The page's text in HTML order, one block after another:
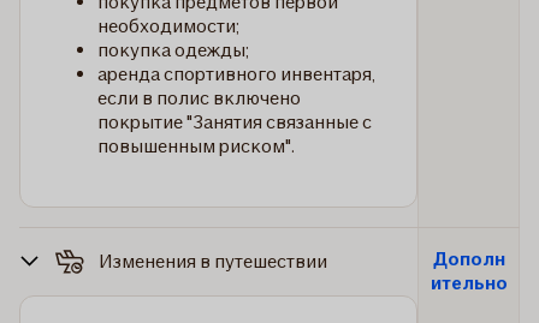
необходимости;
покупка одежды;
аренда спортивного инвентаря,
если в полис включено
покрытие "Занятия связанные с
повышенным риском".
Изменения в путешествии
Дополн
ительно